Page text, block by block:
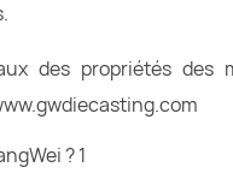
des propriétés